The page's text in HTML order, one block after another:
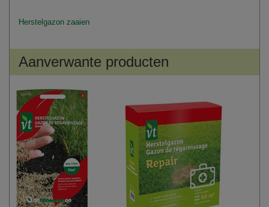
Herstelgazon zaaien
Aanverwante producten